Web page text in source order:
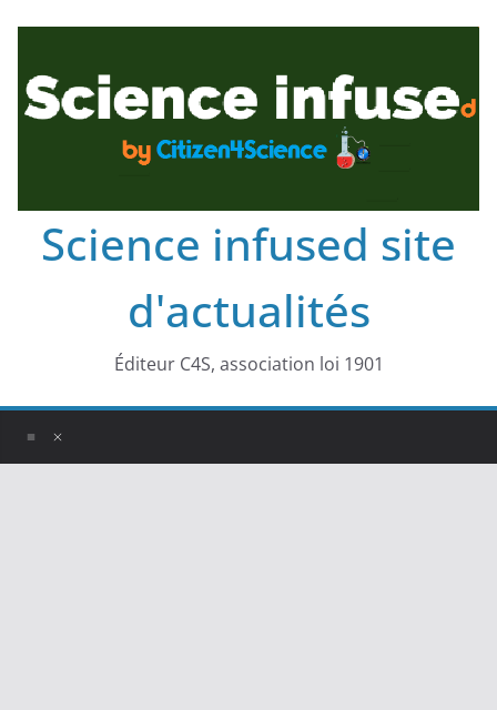
Science infused site
d'actualités
Éditeur C4S, association loi 1901